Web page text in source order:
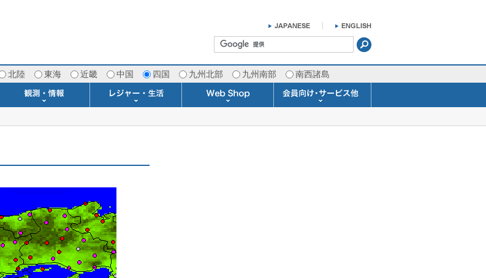
北陸 東海 近畿 中国 四国 九州北部 九州南部 南西諸島